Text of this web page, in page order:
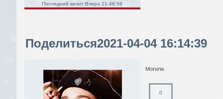
Последний визит:Вчера 21:48:59
Поделиться2021-04-04 16:14:39
Могила
0